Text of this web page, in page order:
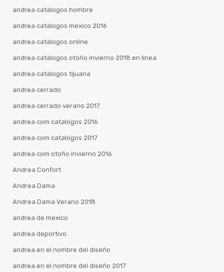
andrea catalogos hombre
andrea catalogos mexico 2016
andrea catalogos online
andrea catalogos otoño invierno 2018 en linea
andrea catalogos tijuana
andrea cerrado
andrea cerrado verano 2017
andrea com catalogos 2016
andrea com catalogos 2017
andrea com otoño invierno 2016
Andrea Confort
Andrea Dama
Andrea Dama Verano 2018
andrea de mexico
andrea deportivo
andrea en el nombre del diseño
andrea en el nombre del diseño 2017